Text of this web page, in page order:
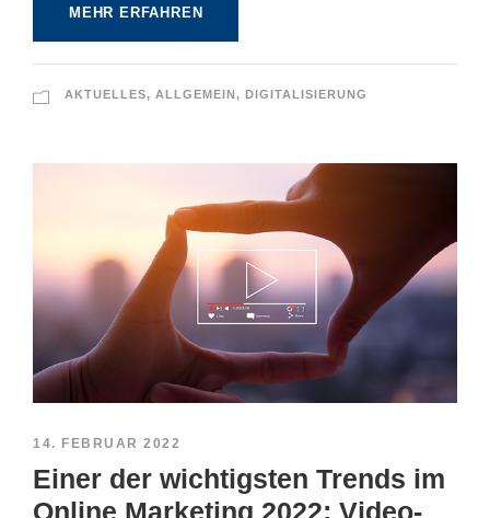
MEHR ERFAHREN
AKTUELLES, ALLGEMEIN , DIGITALISIERUNG
14. FEBRUAR 2022
Einer der wichtigsten Trends im
Online Marketing 2022: Video-